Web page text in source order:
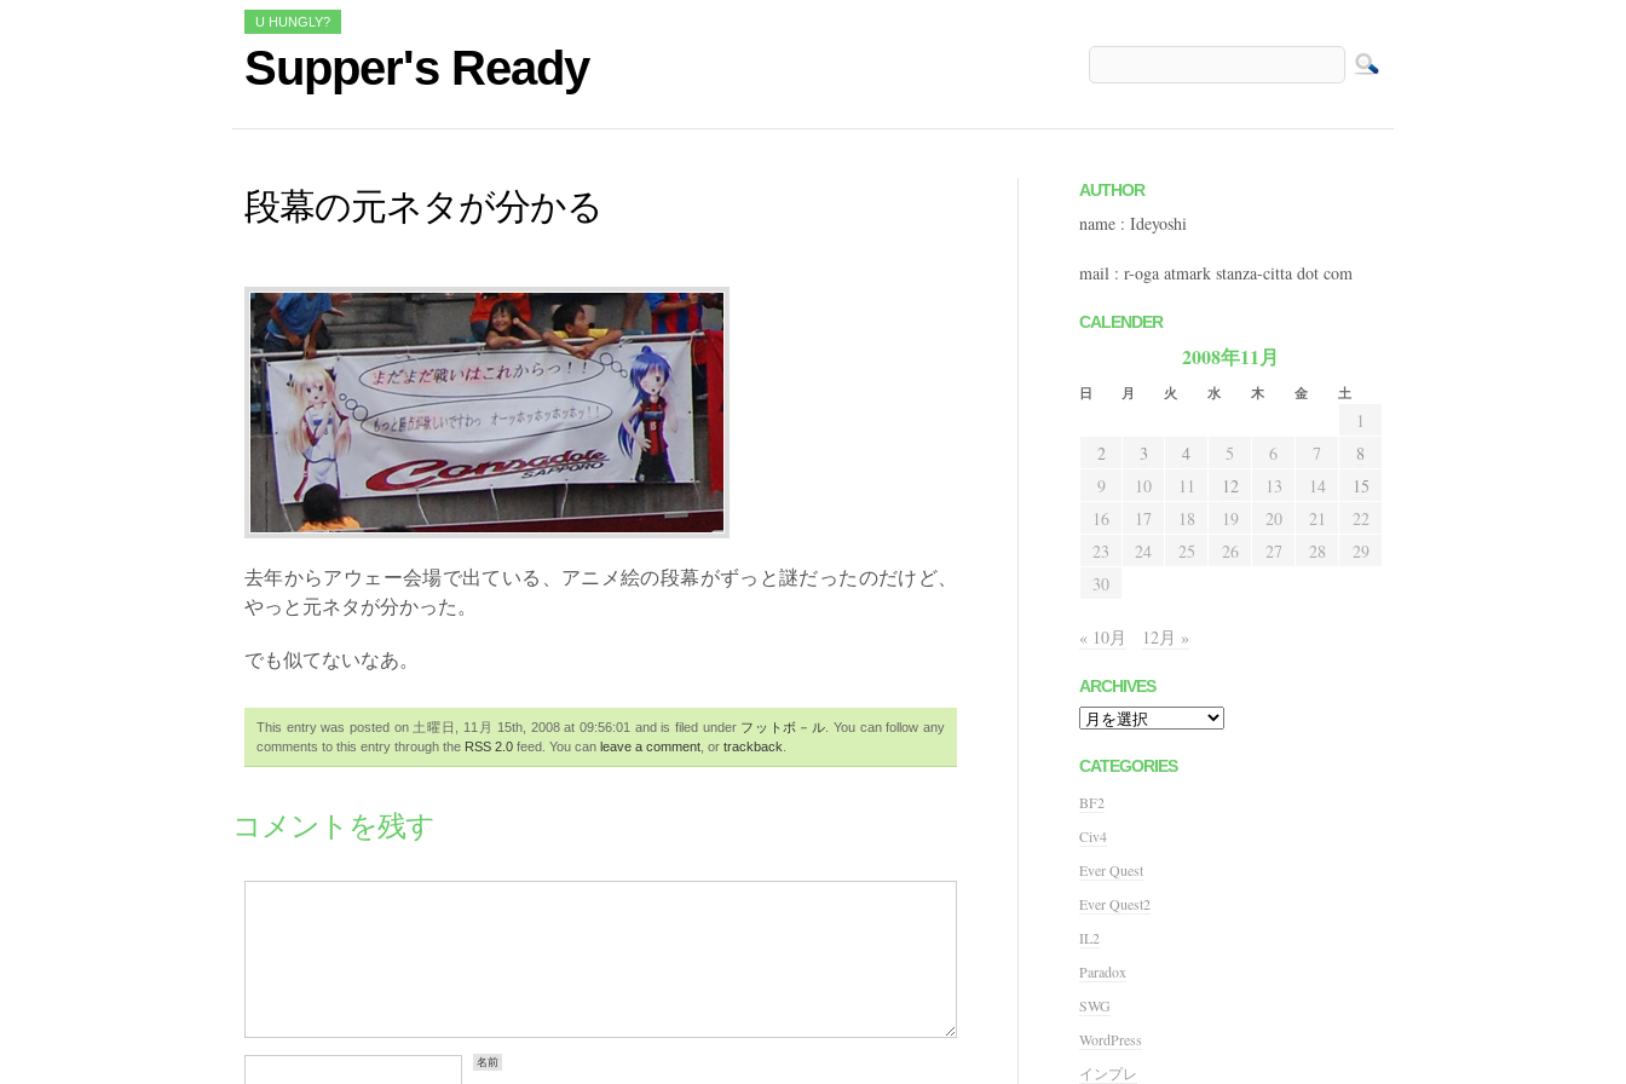
U HUNGLY?
Supper's Ready
段幕の元ネタが分かる
去年からアウェー会場で出ている、アニメ絵の段幕がずっと謎だったのだけど、
やっと元ネタが分かった。
でも似てないなあ。
This entry was posted on 土曜日, 11月 15th, 2008 at 09:56:01 and is filed under フットボ－ル . You can follow any
comments to this entry through the RSS 2.0 feed. You can leave a comment , or trackback
コメントを残す
名前
AUTHOR
name : Ideyoshi
mail : r-oga atmark stanza-citta dot com
CALENDER
2008年11月
日 月 火 水 木 金 土
1
2
3 4 5 6 7
8
9
10 11 12 13 14
15
16
17 18 19 20 21
22
23
24 25 26 27 28
29
30
« 10月 12月 »
ARCHIVES
Archives
CATEGORIES
BF2
Civ4
Ever Quest
Ever Quest2
IL2
Paradox
SWG
WordPress
インプレ